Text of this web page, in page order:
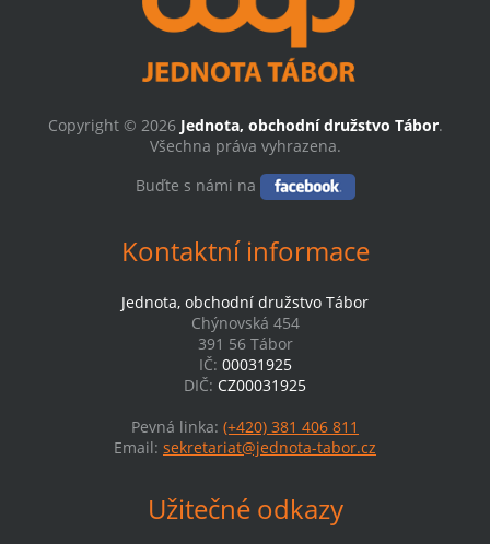
Copyright © 2026 Jednota, obchodní družstvo Tábor.
Všechna práva vyhrazena.
Buďte s námi na
Kontaktní informace
Jednota, obchodní družstvo Tábor
Chýnovská 454
391 56 Tábor
IČ: 00031925
DIČ: CZ00031925
Pevná linka: (+420) 381 406 811
Email: sekretariat@jednota-tabor.cz
Užitečné odkazy